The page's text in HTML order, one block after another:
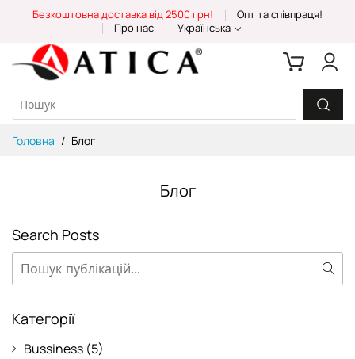
Content
Безкоштовна доставка від 2500 грн!
Опт та співпраця!
Про нас
Українська
Головна Блог
Блог
Search Posts
Пошук
Категорії
Bussiness (5)